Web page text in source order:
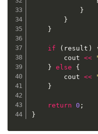
}
}
}
if ( result )
		cout
<<
} else
{
		cout
<<
}
return 0 ;
}